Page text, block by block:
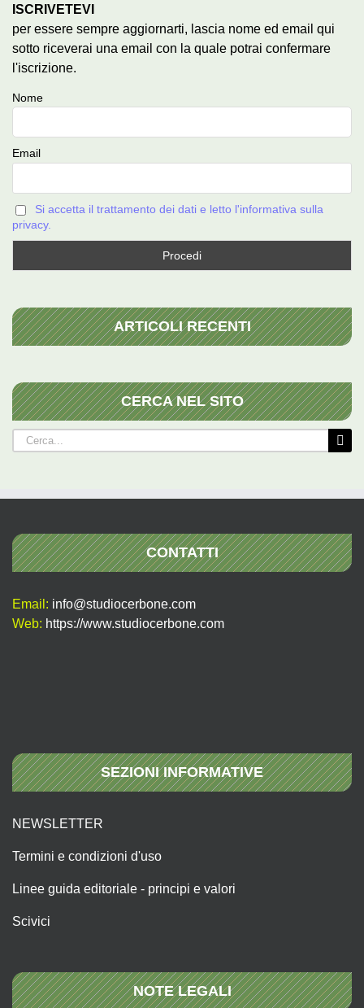
ISCRIVETEVI
per essere sempre aggiornarti, lascia nome ed email qui
sotto riceverai una email con la quale potrai confermare
l'iscrizione.
Nome
Email
Si accetta il trattamento dei dati e letto l'informativa sulla
privacy.
ARTICOLI RECENTI
CERCA NEL SITO
Cerca
per:
CONTATTI
Email: info@studiocerbone.com
Web: https://www.studiocerbone.com
SEZIONI INFORMATIVE
NEWSLETTER
Termini e condizioni d'uso
Linee guida editoriale - principi e valori
Scivici
NOTE LEGALI